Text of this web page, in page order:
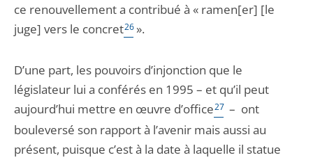
ce renouvellement a contribué à « ramen[er] [le
juge] vers le concret26».
D’une part, les pouvoirs d’injonction que le
législateur lui a conférés en 1995 – et qu’il peut
aujourd’hui mettre en œuvre d’office27– ont
bouleversé son rapport à l’avenir mais aussi au
présent, puisque c’est à la date à laquelle il statue